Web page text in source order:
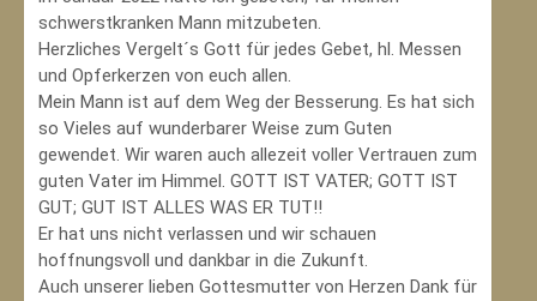
schwerstkranken Mann mitzubeten.
Herzliches Vergelt´s Gott für jedes Gebet, hl. Messen
und Opferkerzen von euch allen.
Mein Mann ist auf dem Weg der Besserung. Es hat sich
so Vieles auf wunderbarer Weise zum Guten
gewendet. Wir waren auch allezeit voller Vertrauen zum
guten Vater im Himmel. GOTT IST VATER; GOTT IST
GUT; GUT IST ALLES WAS ER TUT!!
Er hat uns nicht verlassen und wir schauen
hoffnungsvoll und dankbar in die Zukunft.
Auch unserer lieben Gottesmutter von Herzen Dank für